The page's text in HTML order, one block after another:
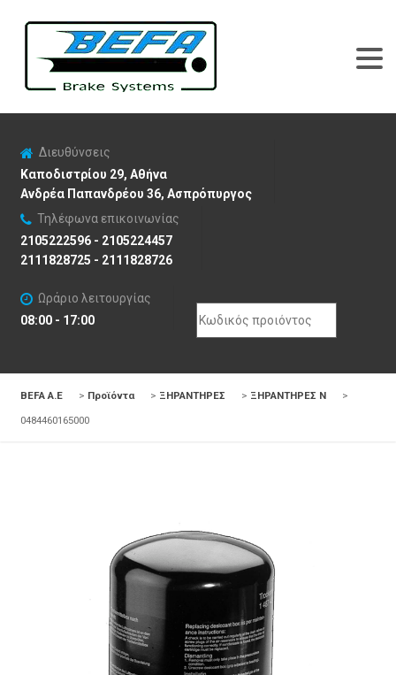
Διευθύνσεις
Καποδιστρίου 29, Αθήνα
Ανδρέα Παπανδρέου 36, Ασπρόπυργος
Τηλέφωνα επικοινωνίας
2105222596 - 2105224457
2111828725 - 2111828726
Ωράριο λειτουργίας
08:00 - 17:00
Search
for:
BEFA Α.Ε > Προϊόντα > ΞΗΡΑΝΤΗΡΕΣ > ΞΗΡΑΝΤΗΡΕΣ N
>
0484460165000